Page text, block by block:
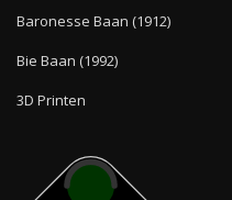
Baronesse Baan (1912)
Bie Baan (1992)
3D Printen